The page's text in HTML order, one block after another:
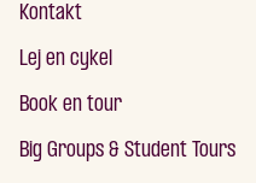
Kontakt
Lej en cykel
Book en tour
Big Groups & Student Tours